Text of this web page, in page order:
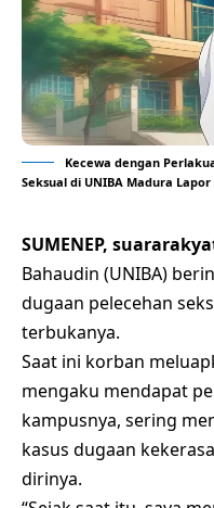
Kecewa dengan
Seksual di UNIBA Madura Lapor
SUMENEP,
Bahaudin (UNIBA)
dugaan pelecehan
terbukanya.
Saat ini korban
mengaku mendapat
kampusnya, sering
kasus dugaan
dirinya.